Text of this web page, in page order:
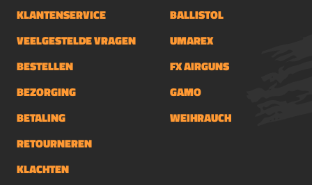
KLANTENSERVICE
VEELGESTELDE VRAGEN
BESTELLEN
BEZORGING
BETALING
RETOURNEREN
KLACHTEN
BALLISTOL
UMAREX
FX AIRGUNS
GAMO
WEIHRAUCH